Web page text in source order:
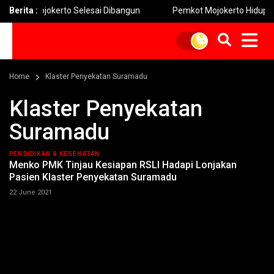
Berita :
Mojokerto Selesai Dibangun Pemkot Mojokerto Hidupkan
Home Klaster Penyekatan Suramadu
Klaster Penyekatan
Suramadu
PENDIDIKAN & KESEHATAN
Menko PMK Tinjau Kesiapan RSLI Hadapi Lonjakan
Pasien Klaster Penyekatan Suramadu
22 June 2021